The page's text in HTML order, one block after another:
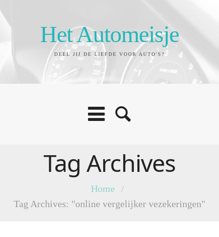
Het Automeisje
DEEL JIJ DE LIEFDE VOOR AUTO'S?
Tag Archives
Home
/
Tag Archives: "online vergelijker vezekeringen"